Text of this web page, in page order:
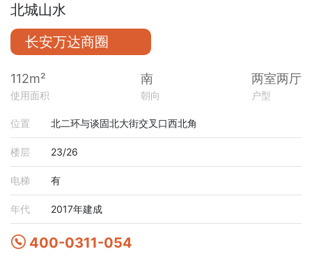
北城山水
长安万达商圈
112m²
使用面积
南
朝向
两室两厅
户型
位置 北二环与谈固北大街交叉口西北角
楼层 23/26
电梯 有
年代 2017年建成
400-0311-054